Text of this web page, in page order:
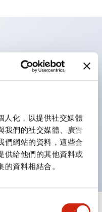
人化，以提供社交媒體
我們的社交媒體、廣告
們網站的資料，這些合
供給他們的其他資料或
資料相結合。
的拆裝在集合密著安裝時
分離結構。
60529）。（蜂鳴器
品。（蜂鳴器除外）